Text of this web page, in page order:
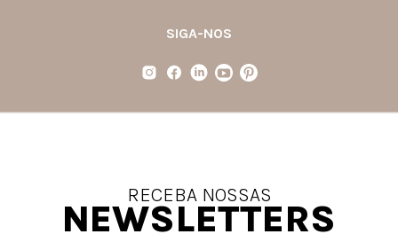
SIGA-NOS
RECEBA NOSSAS
NEWSLETTERS